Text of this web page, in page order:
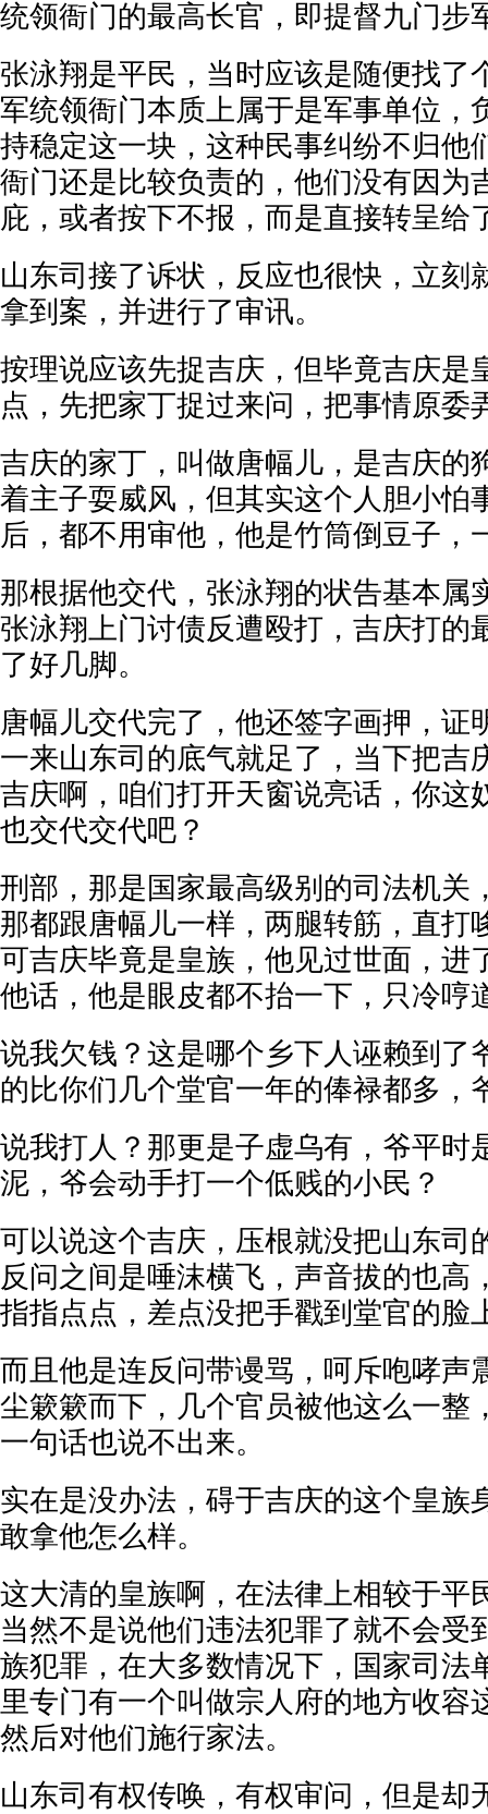
统领衙门的最高长官，即提督九门步
张泳翔是平民，当时应该是随便找了
军统领衙门本质上属于是军事单位，
持稳定这一块，这种民事纠纷不归他
衙门还是比较负责的，他们没有因为
庇，或者按下不报，而是直接转呈给
山东司接了诉状，反应也很快，立刻
拿到案，并进行了审讯。
按理说应该先捉吉庆，但毕竟吉庆是
点，先把家丁捉过来问，把事情原委
吉庆的家丁，叫做唐幅儿，是吉庆的
着主子耍威风，但其实这个人胆小怕
后，都不用审他，他是竹筒倒豆子，
那根据他交代，张泳翔的状告基本属
张泳翔上门讨债反遭殴打，吉庆打的
了好几脚。
唐幅儿交代完了，他还签字画押，证
一来山东司的底气就足了，当下把吉
吉庆啊，咱们打开天窗说亮话，你这
也交代交代吧？
刑部，那是国家最高级别的司法机关
那都跟唐幅儿一样，两腿转筋，直打
可吉庆毕竟是皇族，他见过世面，进
他话，他是眼皮都不抬一下，只冷哼
说我欠钱？这是哪个乡下人诬赖到了
的比你们几个堂官一年的俸禄都多，
说我打人？那更是子虚乌有，爷平时
泥，爷会动手打一个低贱的小民？
可以说这个吉庆，压根就没把山东司
反问之间是唾沫横飞，声音拔的也高
指指点点，差点没把手戳到堂官的脸
而且他是连反问带谩骂，呵斥咆哮声
尘簌簌而下，几个官员被他这么一整
一句话也说不出来。
实在是没办法，碍于吉庆的这个皇族
敢拿他怎么样。
这大清的皇族啊，在法律上相较于平
当然不是说他们违法犯罪了就不会受
族犯罪，在大多数情况下，国家司法
里专门有一个叫做宗人府的地方收容
然后对他们施行家法。
山东司有权传唤，有权审问，但是却